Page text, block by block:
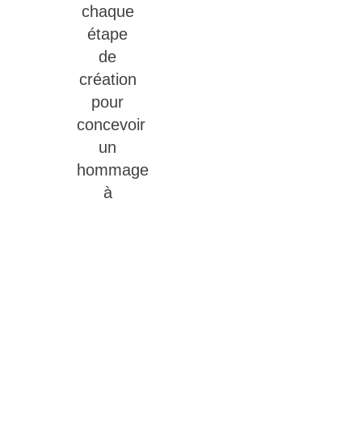
chaque
étape
de
création
pour
concevoir
un
hommage
à